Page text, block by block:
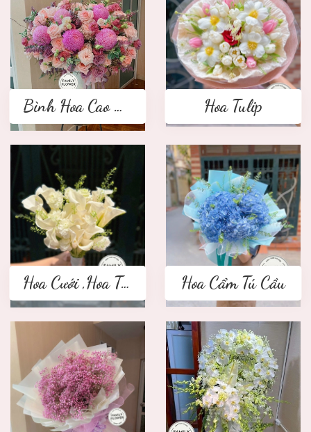
Bình Hoa Cao Cấp Hoa Tulip
Hoa Cưới ,Hoa Tay Cầm Cô Dâu Hoa Cẩm Tú Cầu